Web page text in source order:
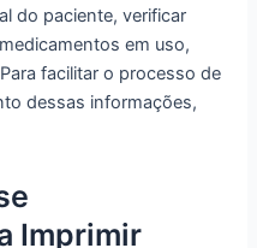
do paciente, verificar
em uso,
facilitar o processo de
dessas informações,
Imprimir